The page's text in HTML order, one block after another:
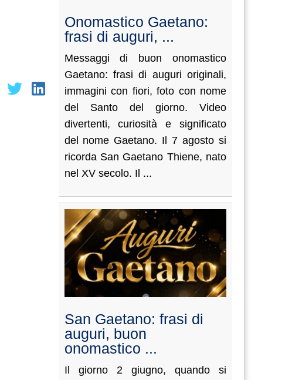
Onomastico Gaetano:
frasi di auguri, ...
Messaggi di buon onomastico
Gaetano: frasi di auguri originali,
immagini con fiori, foto con nome
del Santo del giorno. Video
divertenti, curiosità e significato
del nome Gaetano. Il 7 agosto si
ricorda San Gaetano Thiene, nato
nel XV secolo. Il ...
San Gaetano: frasi di
auguri, buon
onomastico ...
Il giorno 2 giugno, quando si